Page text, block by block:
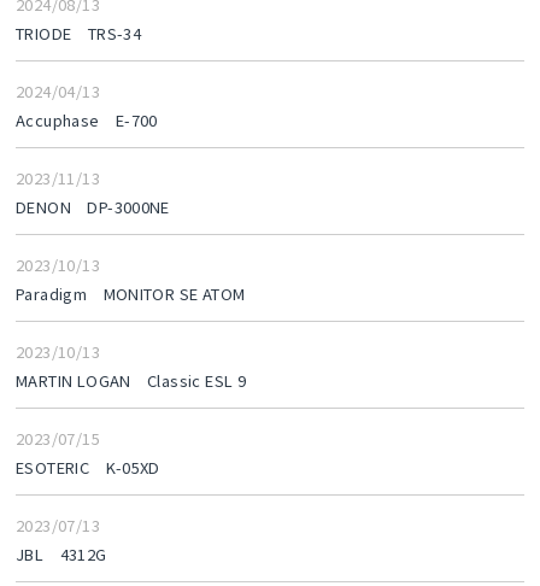
TRIODE TRS-34
2024/04/13
Accuphase E-700
2023/11/13
DENON DP-3000NE
2023/10/13
Paradigm MONITOR SE ATOM
2023/10/13
MARTIN LOGAN Classic ESL 9
2023/07/15
ESOTERIC K-05XD
2023/07/13
JBL 4312G